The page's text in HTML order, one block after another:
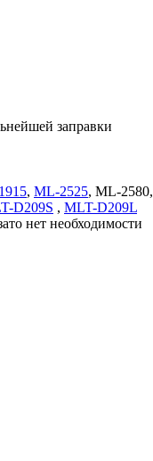
заправки
, ML-2525, ML-2580,
D209S , MLT-D209L
нет необходимости